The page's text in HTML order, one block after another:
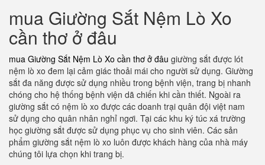
mua Giường Sắt Nệm Lò Xo
cần thơ ở đâu
mua Giường Sắt Nệm Lò Xo cần thơ ở đâu giường sắt được lót
nệm lò xo đem lại cảm giác thoải mái cho người sử dụng. Giường
sắt đa năng được sử dụng nhiều trong bệnh viện, trang bị nhanh
chóng cho hệ thống bệnh viện dã chiến khi cần thiết. Ngoài ra
giường sắt có nệm lò xo được các doanh trại quân đội việt nam
sử dụng cho quân nhân nghỉ ngơi. Tại các khu ký túc xá trường
học giường sắt được sử dụng phục vụ cho sinh viên. Các sản
phẩm giường sắt nệm lò xo luôn được khách hàng của nhà máy
chúng tôi lựa chọn khi trang bị.